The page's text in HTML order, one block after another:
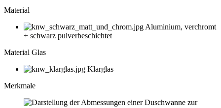
Material
Aluminium, verchromt
+ schwarz pulverbeschichtet
Material Glas
Klarglas
Merkmale